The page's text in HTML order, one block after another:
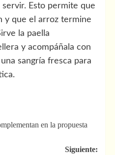
Esto permite que
y que el arroz termine
la paella
y acompáñala con
sangría fresca para
en la propuesta
Siguiente: